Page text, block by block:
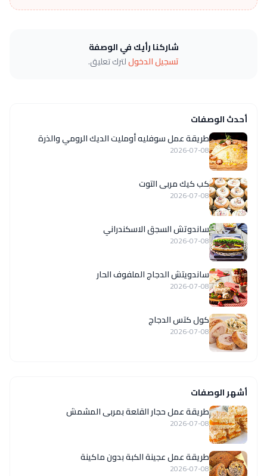
شاركنا رأيك في الوصفة
تسجيل الدخوللترك تعليق.
أحدث الوصفات
طريقة عمل سوفليه أومليت الديك الرومي والذرة
2026-07-08
كب كيك مربى التوت
2026-07-08
ساندوتش السجق الاسكندراني
2026-07-08
ساندويتش الدجاج الملفوف الحار
2026-07-08
كول كتس الدجاج
2026-07-08
أشهر الوصفات
طريقة عمل حجار القلعة بمربى المشمش
2026-07-08
طريقة عمل عجينة الكبة بدون ماكينة
2026-07-08